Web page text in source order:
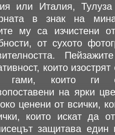
или Италия,
в знак на
му са изчистени
от сухото
които
гами, които ги
на ярки
ценени от всички,
които искат да
защитава един